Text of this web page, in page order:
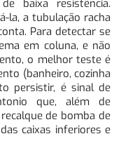
baixa resistência.
la, a tubulação racha
Para detectar se
em coluna, e não
o melhor teste é
(banheiro, cozinha
persistir, é sinal de
que, além de
de bomba de
caixas inferiores e